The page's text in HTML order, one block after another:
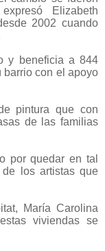
Elizabeth
2002 cuando
y beneficia a 844
barrio con el apoyo
pintura que con
de las familias
por quedar en tal
de los artistas que
María Carolina
viviendas se